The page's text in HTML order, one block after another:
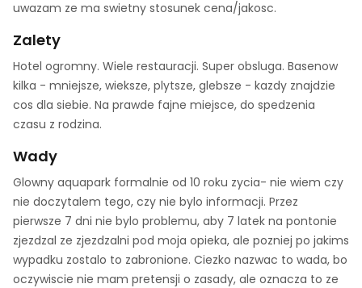
uwazam ze ma swietny stosunek cena/jakosc.
Zalety
Hotel ogromny. Wiele restauracji. Super obsluga. Basenow
kilka - mniejsze, wieksze, plytsze, glebsze - kazdy znajdzie
cos dla siebie. Na prawde fajne miejsce, do spedzenia
czasu z rodzina.
Wady
Glowny aquapark formalnie od 10 roku zycia- nie wiem czy
nie doczytalem tego, czy nie bylo informacji. Przez
pierwsze 7 dni nie bylo problemu, aby 7 latek na pontonie
zjezdzal ze zjezdzalni pod moja opieka, ale pozniej po jakims
wypadku zostalo to zabronione. Ciezko nazwac to wada, bo
oczywiscie nie mam pretensji o zasady, ale oznacza to ze